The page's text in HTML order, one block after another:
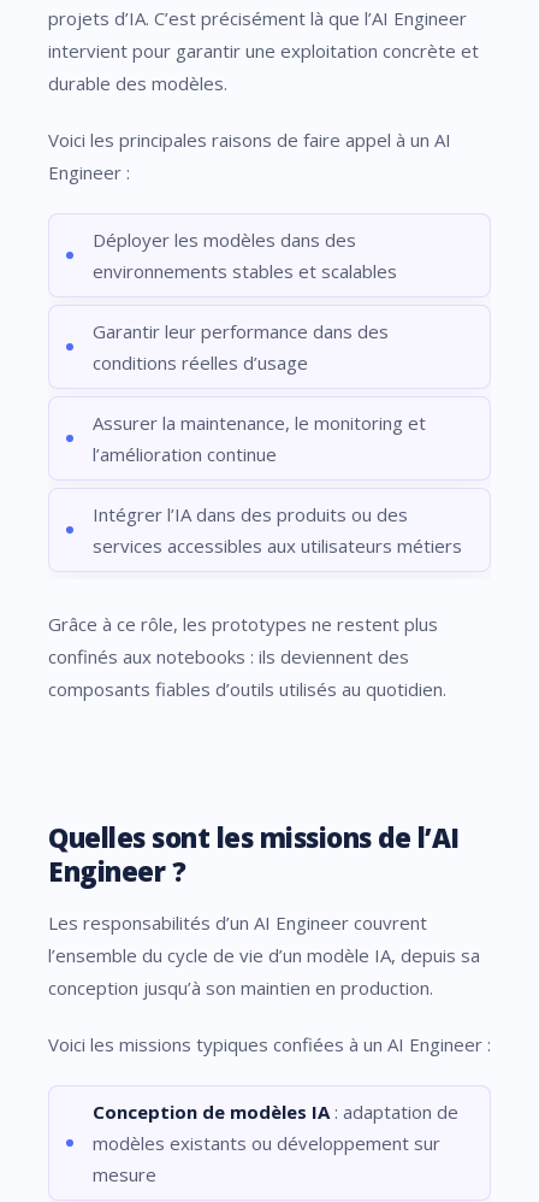
projets d’IA. C’est précisément là que l’AI Engineer
intervient pour garantir une exploitation concrète et
durable des modèles.
Voici les principales raisons de faire appel à un AI
Engineer :
Déployer les modèles dans des
environnements stables et scalables
Garantir leur performance dans des
conditions réelles d’usage
Assurer la maintenance, le monitoring et
l’amélioration continue
Intégrer l’IA dans des produits ou des
services accessibles aux utilisateurs métiers
Grâce à ce rôle, les prototypes ne restent plus
confinés aux notebooks : ils deviennent des
composants fiables d’outils utilisés au quotidien.
Quelles sont les missions de l’AI
Engineer ?
Les responsabilités d’un AI Engineer couvrent
l’ensemble du cycle de vie d’un modèle IA, depuis sa
conception jusqu’à son maintien en production.
Voici les missions typiques confiées à un AI Engineer :
Conception de modèles IA : adaptation de
modèles existants ou développement sur
mesure